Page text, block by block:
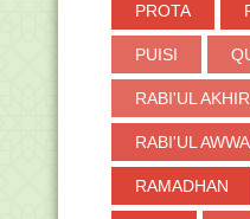
PROTA
PUISI
RABI'UL AKHIR
RABI'UL
RAMADHAN